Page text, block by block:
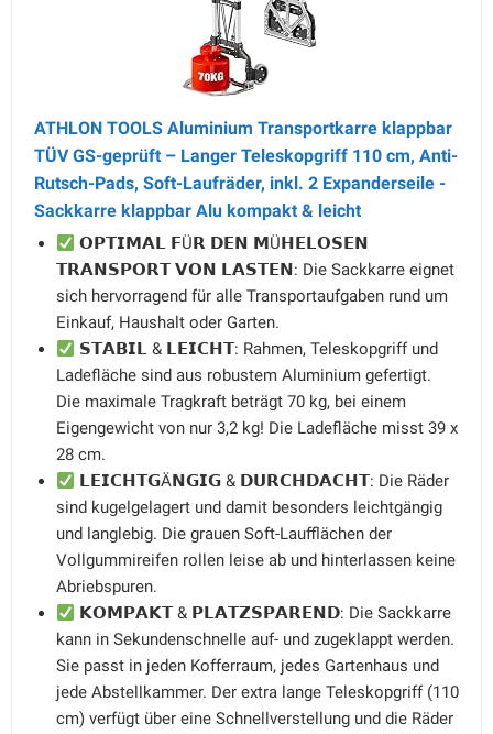
ATHLON TOOLS Aluminium Transportkarre klappbar
TÜV GS-geprüft – Langer Teleskopgriff 110 cm, Anti-
Rutsch-Pads, Soft-Laufräder, inkl. 2 Expanderseile -
Sackkarre klappbar Alu kompakt & leicht
𝗢𝗣𝗧𝗜𝗠𝗔𝗟 𝗙Ü𝗥 𝗗𝗘𝗡 𝗠Ü𝗛𝗘𝗟𝗢𝗦𝗘𝗡
𝗧𝗥𝗔𝗡𝗦𝗣𝗢𝗥𝗧 𝗩𝗢𝗡 𝗟𝗔𝗦𝗧𝗘𝗡: Die Sackkarre eignet
sich hervorragend für alle Transportaufgaben rund um
Einkauf, Haushalt oder Garten.
𝗦𝗧𝗔𝗕𝗜𝗟 & 𝗟𝗘𝗜𝗖𝗛𝗧: Rahmen, Teleskopgriff und
Ladefläche sind aus robustem Aluminium gefertigt.
Die maximale Tragkraft beträgt 70 kg, bei einem
Eigengewicht von nur 3,2 kg! Die Ladefläche misst 39 x
28 cm.
𝗟𝗘𝗜𝗖𝗛𝗧𝗚Ä𝗡𝗚𝗜𝗚 & 𝗗𝗨𝗥𝗖𝗛𝗗𝗔𝗖𝗛𝗧: Die Räder
sind kugelgelagert und damit besonders leichtgängig
und langlebig. Die grauen Soft-Laufflächen der
Vollgummireifen rollen leise ab und hinterlassen keine
Abriebspuren.
𝗞𝗢𝗠𝗣𝗔𝗞𝗧 & 𝗣𝗟𝗔𝗧𝗭𝗦𝗣𝗔𝗥𝗘𝗡𝗗: Die Sackkarre
kann in Sekundenschnelle auf- und zugeklappt werden.
Sie passt in jeden Kofferraum, jedes Gartenhaus und
jede Abstellkammer. Der extra lange Teleskopgriff (110
cm) verfügt über eine Schnellverstellung und die Räder